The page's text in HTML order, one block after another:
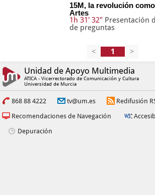
15M, la revolución
Artes
1h 31' 32" Presentación
de preguntas
< >
Unidad de Apoyo Multimedia
ATICA - Vicerrectorado de Comunicación y Cultura
Universidad de Murcia
868 88 4222 tv@um.es
Redifusión
Recomendaciones de Navegación
Depuración